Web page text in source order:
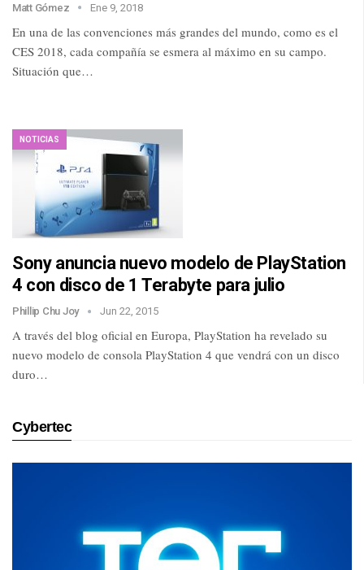
Matt Gómez Ene 9, 2018
En una de las convenciones más grandes del mundo, como es el
CES 2018, cada compañía se esmera al máximo en su campo.
Situación que…
NOTICIAS
Sony anuncia nuevo modelo de PlayStation
4 con disco de 1 Terabyte para julio
Phillip Chu Joy Jun 22, 2015
A través del blog oficial en Europa, PlayStation ha revelado su
nuevo modelo de consola PlayStation 4 que vendrá con un disco
duro…
Cybertec